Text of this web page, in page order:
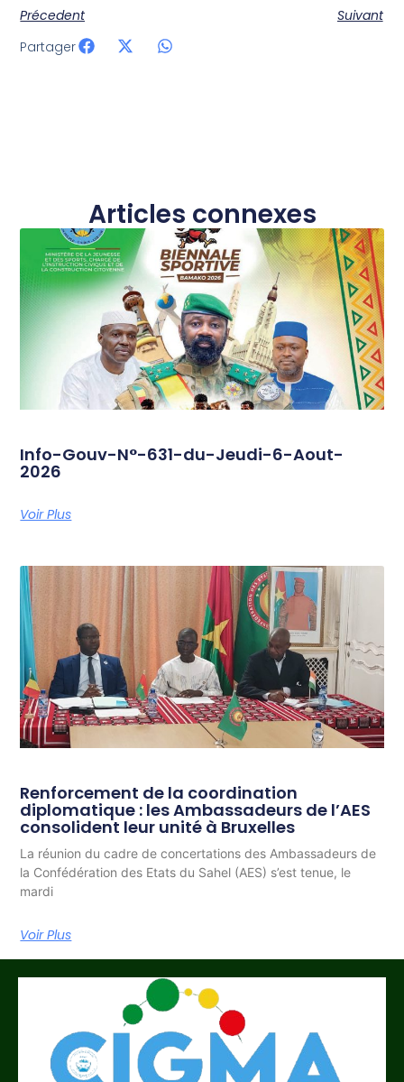
Précedent
Suivant
Partager
Articles connexes
Info-Gouv-N°-631-du-Jeudi-6-Aout-
2026
Voir Plus
Renforcement de la coordination
diplomatique : les Ambassadeurs de l’AES
consolident leur unité à Bruxelles
La réunion du cadre de concertations des Ambassadeurs de
la Confédération des Etats du Sahel (AES) s’est tenue, le
mardi
Voir Plus